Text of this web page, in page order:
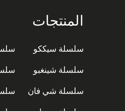
المنتجات
سلسلة سيككو
سلسلة شينغبو
سلسلة شي فان